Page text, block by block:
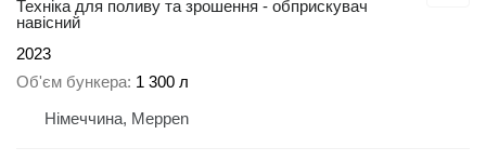
Техніка для поливу та зрошення - обприскувач
навісний
2023
Об'єм бункера 1 300 л
Німеччина, Meppen